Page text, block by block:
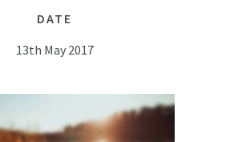
DATE
13th May 2017